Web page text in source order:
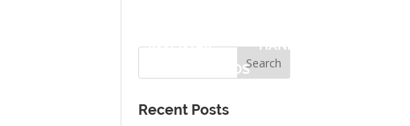
INVENTAR
HÅNDVÆRKTØJ
OM OS
Recent Posts